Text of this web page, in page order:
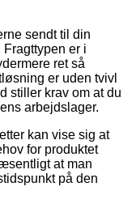
sendt til din
er i
ret så
er uden tvivl
stiller krav om at du
arbejdslager.
kan vise sig at
for produktet
at man
på den